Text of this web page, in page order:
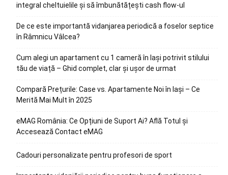
integral cheltuielile și să îmbunătățești cash flow-ul
De ce este importantă vidanjarea periodică a foselor septice
în Râmnicu Vâlcea?
Cum alegi un apartament cu 1 cameră în Iași potrivit stilului
tău de viață – Ghid complet, clar și ușor de urmat
Compară Prețurile: Case vs. Apartamente Noi în Iași – Ce
Merită Mai Mult în 2025
eMAG România: Ce Opțiuni de Suport Ai? Află Totul și
Accesează Contact eMAG
Cadouri personalizate pentru profesori de sport